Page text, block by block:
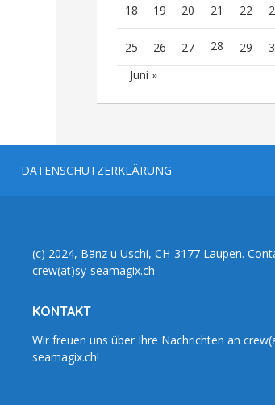
18 19 20 21 22
25 26 27 28 29
Juni »
DATENSCHUTZERKLÄRUNG
(c) 2024, Bänz u Uschi, CH-3177 Laupen.
crew(at)sy-seamagix.ch
KONTAKT
Wir freuen uns über Ihre Nachrichten an
seamagix.ch!